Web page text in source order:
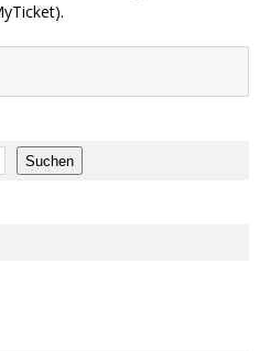
Suchen